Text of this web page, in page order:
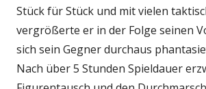
Stück für Stück und mit vielen
vergrößerte er in der Folge seinen
sich sein Gegner durchaus
Nach über 5 Stunden Spieldauer